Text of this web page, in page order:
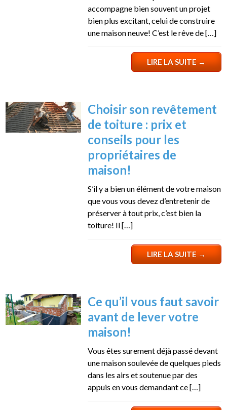
accompagne bien souvent un projet
bien plus excitant, celui de construire
une maison neuve! C’est le rêve de […]
LIRE LA SUITE→
Choisir son revêtement
de toiture : prix et
conseils pour les
propriétaires de
maison!
S’il y a bien un élément de votre maison
que vous vous devez d’entretenir de
préserver à tout prix, c’est bien la
toiture! Il […]
LIRE LA SUITE→
Ce qu’il vous faut savoir
avant de lever votre
maison!
Vous êtes surement déjà passé devant
une maison soulevée de quelques pieds
dans les airs et soutenue par des
appuis en vous demandant ce […]